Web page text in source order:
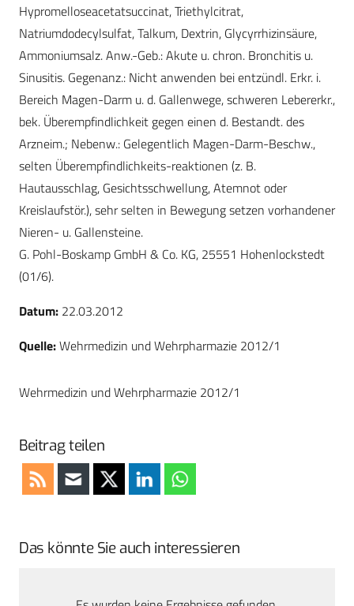
Hypromelloseacetatsuccinat, Triethylcitrat,
Natriumdodecylsulfat, Talkum, Dextrin, Glycyrrhizinsäure,
Ammoniumsalz. Anw.-Geb.: Akute u. chron. Bronchitis u.
Sinusitis. Gegenanz.: Nicht anwenden bei entzündl. Erkr. i.
Bereich Magen-Darm u. d. Gallenwege, schweren Lebererkr.,
bek. Überempfindlichkeit gegen einen d. Bestandt. des
Arzneim.; Nebenw.: Gelegentlich Magen-Darm-Beschw.,
selten Überempfindlichkeits-reaktionen (z. B.
Hautausschlag, Gesichtsschwellung, Atemnot oder
Kreislaufstör.), sehr selten in Bewegung setzen vorhandener
Nieren- u. Gallensteine.
G. Pohl-Boskamp GmbH & Co. KG, 25551 Hohenlockstedt
(01/6).
Datum: 22.03.2012
Quelle:Wehrmedizin und Wehrpharmazie 2012/1
Wehrmedizin und Wehrpharmazie 2012/1
Beitrag teilen
Das könnte Sie auch interessieren